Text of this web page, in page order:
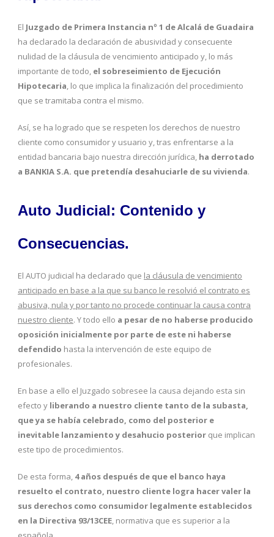
El Juzgado de Primera Instancia nº 1 de Alcalá de Guadaira
ha declarado la declaración de abusividad y consecuente
nulidad de la cláusula de vencimiento anticipado y, lo más
importante de todo, el sobreseimiento de Ejecución
Hipotecaria, lo que implica la finalización del procedimiento
que se tramitaba contra el mismo.
Así, se ha logrado que se respeten los derechos de nuestro
cliente como consumidor y usuario y, tras enfrentarse a la
entidad bancaria bajo nuestra dirección jurídica, ha derrotado
a BANKIA S.A. que pretendía desahuciarle de su vivienda.
Auto Judicial: Contenido y
Consecuencias.
El AUTO judicial ha declarado que la cláusula de vencimiento
anticipado en base a la que su banco le resolvió el contrato es
abusiva, nula y por tanto no procede continuar la causa contra
nuestro cliente. Y todo ello a pesar de no haberse producido
oposición inicialmente por parte de este ni haberse
defendido hasta la intervención de este equipo de
profesionales.
En base a ello el Juzgado sobresee la causa dejando esta sin
efecto y liberando a nuestro cliente tanto de la subasta,
que ya se había celebrado, como del posterior e
inevitable lanzamiento y desahucio posterior que implican
este tipo de procedimientos.
De esta forma, 4 años después de que el banco haya
resuelto el contrato, nuestro cliente logra hacer valer la
sus derechos como consumidor legalmente establecidos
en la Directiva 93/13CEE, normativa que es superior a la